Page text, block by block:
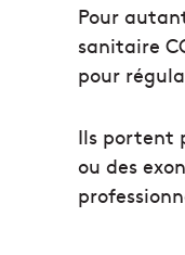
Pour
sanitaire
pour
Ils portent
ou des